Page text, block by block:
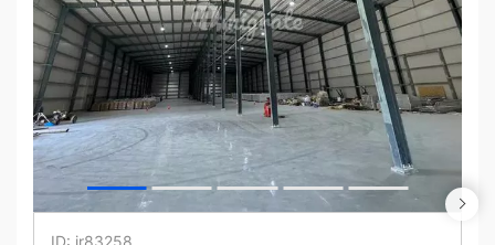
ID: ir83258